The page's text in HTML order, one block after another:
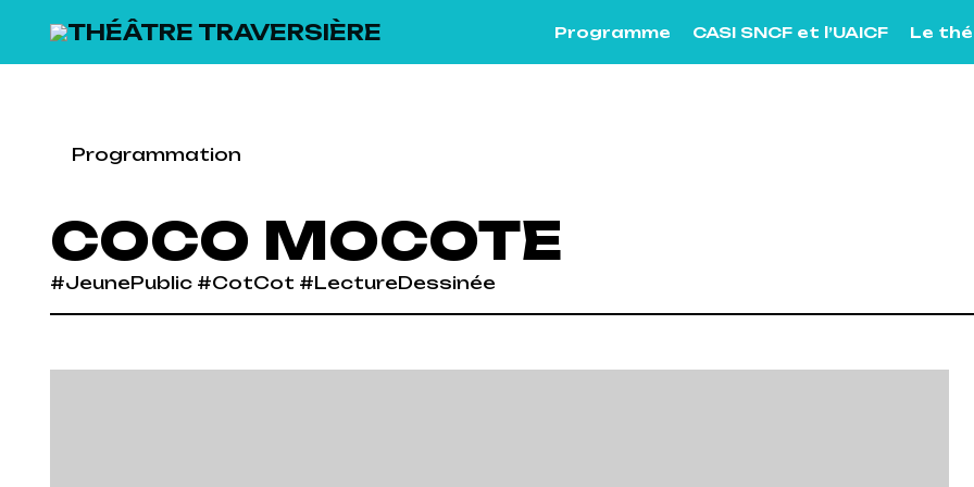
Programme CASI SNCF et l’UAICF Le
Programmation
COCO MOCOTE
#JeunePublic #CotCot #LectureDessinée